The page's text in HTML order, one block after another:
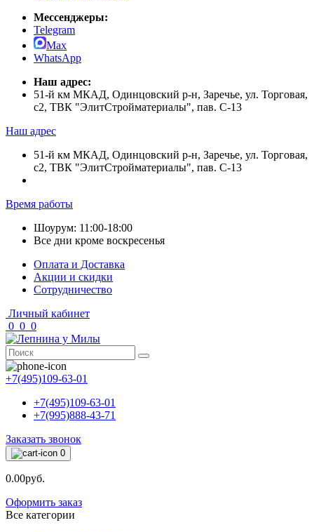
Мессенджеры:
Telegram
Max
WhatsApp
Наш адрес:
51-й км МКАД, Одинцовский р-н, Заречье, ул. Торговая,
с2, ТВК "ЭлитСтройматериалы", пав. С-13
Наш адрес
51-й км МКАД, Одинцовский р-н, Заречье, ул. Торговая,
с2, ТВК "ЭлитСтройматериалы", пав. С-13
Время работы
Шоурум: 11:00-18:00
Все дни кроме воскресенья
Оплата и Доставка
Акции и скидки
Cотрудничество
Личный кабинет
0 0 0
+7(495)109-63-01
+7(495)109-63-01
+7(995)888-43-71
Заказать звонок
0
0.00руб.
Оформить заказ
Все категории